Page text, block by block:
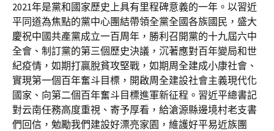
2021年是黨和國家歷史上具有里程碑意義的一年。以習近
平同道為焦點的黨中心團結帶領全黨全國各族國民，盛大
慶祝中國共產黨成立一百周年，勝利召開黨的十九屆六中
全會、制訂黨的第三個歷史決議，沉著應對百年變局和世
紀疫情，如期打贏脫貧攻堅戰，如期周全建成小康社會、
實現第一個百年奮斗目標，開啟周全建設社會主義現代化
國家、向第二個百年奮斗目標進軍新征程。習近平總書記
對云南任務高度重視、寄予厚看，給滄源縣邊境村老支書
們回信，勉勵我們建設好漂亮家園，維護好平易近族團